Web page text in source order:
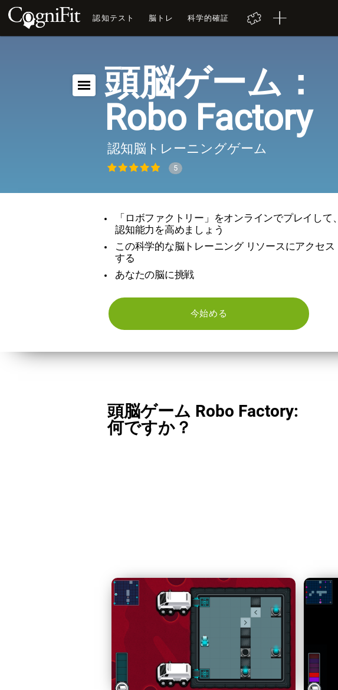
認知テスト 脳トレ 科学的確証
頭脳ゲーム：
Robo Factory
認知脳トレーニングゲーム
5
「ロボファクトリー」をオンラインでプレイして、
認知能力を高めましょう
この科学的な脳トレーニング リソースにアクセス
する
あなたの脳に挑戦
今始める
頭脳ゲーム Robo Factory:
何ですか？